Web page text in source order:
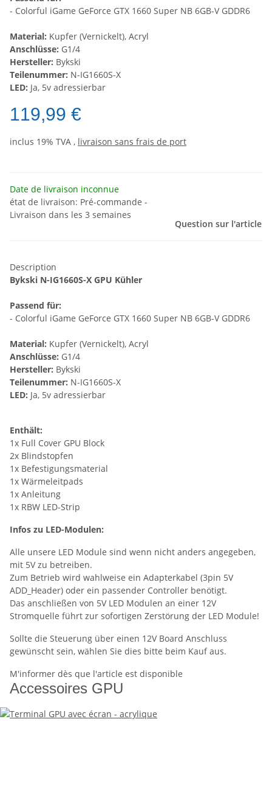
- Colorful iGame GeForce GTX 1660 Super NB 6GB-V GDDR6
Material: Kupfer (Vernickelt), Acryl
Anschlüsse: G1/4
Hersteller: Bykski
Teilenummer: N-IG1660S-X
LED: Ja, 5v adressierbar
119,99 €
inclus 19% TVA , livraison sans frais de port
Date de livraison inconnue
état de livraison: Pré-commande -
Livraison dans les 3 semaines
Question sur l'article
Description
Bykski N-IG1660S-X GPU Kühler
Passend für:
- Colorful iGame GeForce GTX 1660 Super NB 6GB-V GDDR6
Material: Kupfer (Vernickelt), Acryl
Anschlüsse: G1/4
Hersteller: Bykski
Teilenummer: N-IG1660S-X
LED: Ja, 5v adressierbar
Enthält:
1x Full Cover GPU Block
2x Blindstopfen
1x Befestigungsmaterial
1x Wärmeleitpads
1x Anleitung
1x RBW LED-Strip
Infos zu LED-Modulen:
Alle unsere LED Module sind wenn nicht anders angegeben,
mit 5V zu betreiben.
Zum Betrieb wird wahlweise ein Adapterkabel (3pin 5V
ADD_Header) oder ein passender Controller benötigt.
Das anschließen von 5V LED Modulen an einer 12V
Stromquelle führt zur sofortigen Zerstörung der LED Module!
Sollte die Steuerung über einen 12V Board Anschluss
gewünscht sein, wählen Sie dies bitte beim Kauf aus.
M'informer dès que l'article est disponible
Accessoires GPU